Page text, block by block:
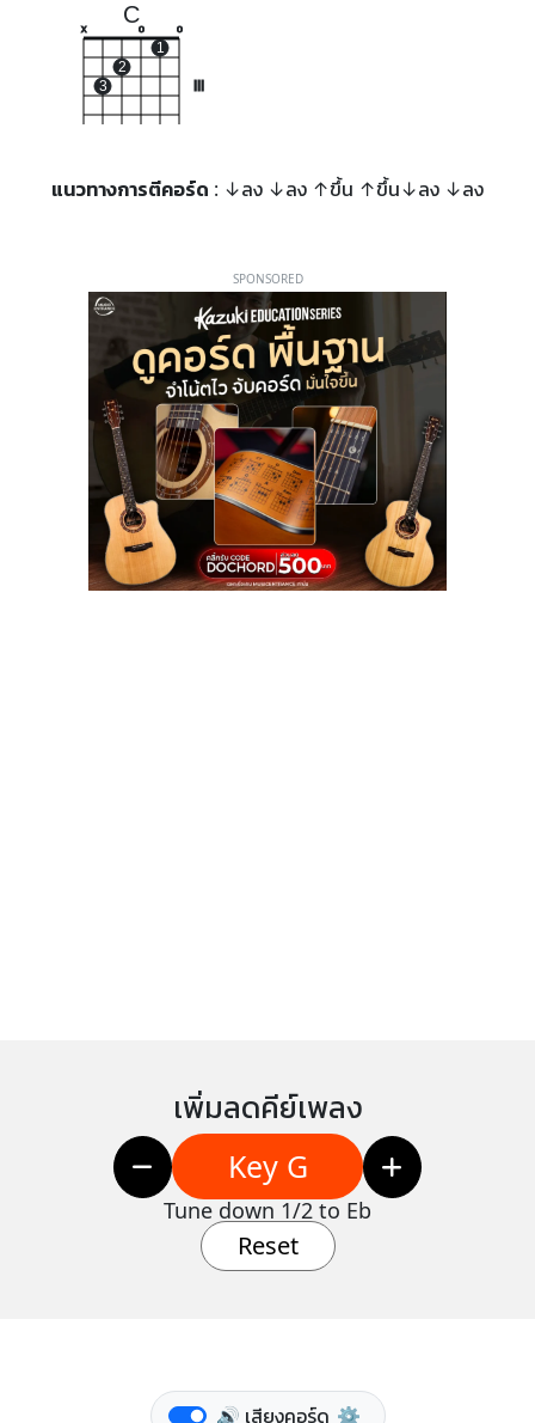
C
x
3
2
o
1
o
แนวทางการตีคอร์ด : ↓ลง ↓ลง ↑ขึ้น ↑ขึ้น↓ลง ↓ลง
SPONSORED
เพิ่มลดคีย์เพลง
Key G
Tune down 1/2 to Eb
Reset
🔊 เสียงคอร์ด ⚙️